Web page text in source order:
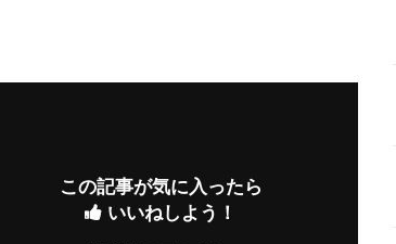
この記事が気に入ったら
いいねしよう！